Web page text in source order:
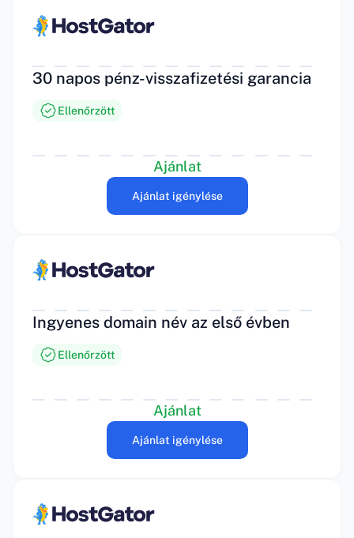
30 napos pénz-visszafizetési garancia
Ellenőrzött
Ajánlat
Ajánlat igénylése
Ingyenes domain név az első évben
Ellenőrzött
Ajánlat
Ajánlat igénylése